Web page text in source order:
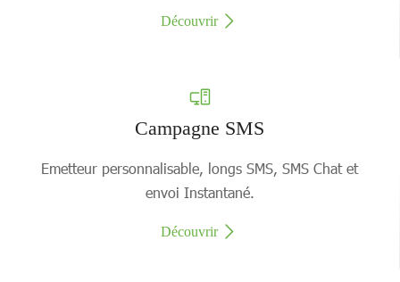
Découvrir
Campagne SMS
Emetteur personnalisable, longs SMS, SMS Chat et
envoi Instantané.
Découvrir